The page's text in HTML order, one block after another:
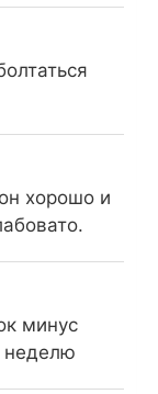
хорошо и
минус
неделю